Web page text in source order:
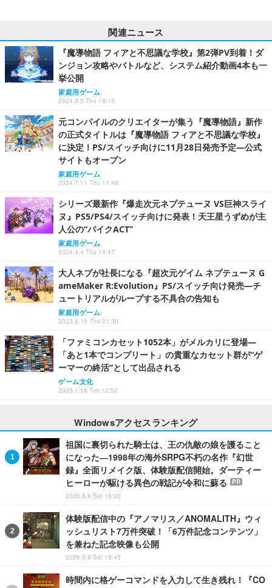
関連ニュース
『魔導物語 フィアと不思議な学校』第2弾PV到着！ダ
ンジョン攻略やバトルなど、システム紹介動画4本も一
挙公開
家庭用ゲーム
2024.9.5 Thu 18:15
元コンパイルのクリエイターが集う『魔導物語』新作
の正式タイトルは『魔導物語 フィアと不思議な学校』
に決定！PS/スイッチ向けに11月28日発売予定―公式
サイトもオープン
家庭用ゲーム
2024.7.11 Thu 11:48
シリーズ最新作『爆走次元ネプテューヌ VS巨神スライ
ヌ』PS5/PS4/スイッチ向けに発表！天王星うずめが主
人公の“バイクACT”
家庭用ゲーム
2024.4.4 Thu 14:47
大人ネプが社長になる『超次元ゲイム ネプテューヌ G
ameMaker R:Evolution』PS/スイッチ向け発売―チ
ュートリアルがループする不具合の告知も
家庭用ゲーム
2023.8.10 Thu 21:30
「ファミコンカセット1052本」がメルカリに登場―
「あと1本でコンプリート」の貴重なカセット群が“ゲ
ーマーの終活”として出品される
ゲーム文化
2025.1.28 Tue 12:52
Windowsアクセスランキング
祖国に裏切られた騎士は、王の仇敵の娘を護ること
になった―1998年の海外SRPG不朽の名作『幻世
録』全面リメイク版、体験版配信開始。ダーティー
ヒーローが駆ける異色の戦記が令和に蘇る
PR
2026.8.8 Sat 18:00
体験版配信中の『アノマリス／ANOMALITH』ウィ
ッシュリスト7万件突破！「6万件記念コンテンツ」
を兼ねた記念映像も公開
2026.8.8 Sat 16:45
時間内に格ゲーコマンドを入力して生き残れ！『CO